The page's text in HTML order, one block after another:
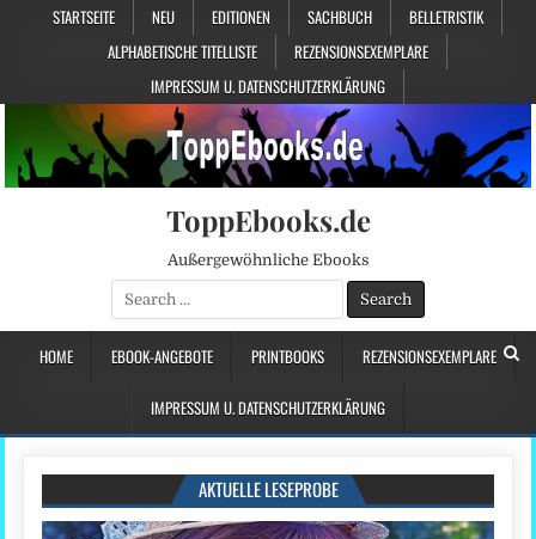
STARTSEITE NEU EDITIONEN SACHBUCH
BELLETRISTIK
ALPHABETISCHE TITELLISTE
REZENSIONSEXEMPLARE
IMPRESSUM U. DATENSCHUTZERKLÄRUNG
ToppEbooks.de
Außergewöhnliche Ebooks
Search
for:
HOME EBOOK-ANGEBOTE PRINTBOOKS REZENSIONSEXEMPLARE
IMPRESSUM U. DATENSCHUTZERKLÄRUNG
AKTUELLE LESEPROBE